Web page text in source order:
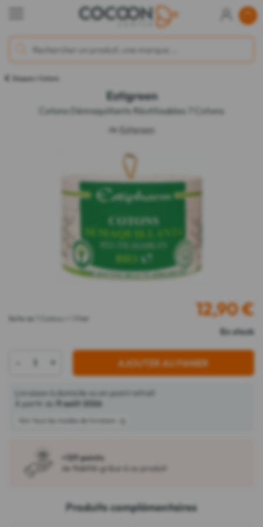
Disques / Cotons
Estigreen
Cotons Démaquillants Réutilisables 7 Cotons
de Estigreen
Boîte de 7 Cotons + 1 Filet 12,90€
En stock
+ AJOUTER AU PANIER
Livraison à domicile ou en point retrait
À partir du
11 août 2026
Voir tous les modes de livraison
+129 points
de fidélité grâce à ce produit
Produits complémentaires